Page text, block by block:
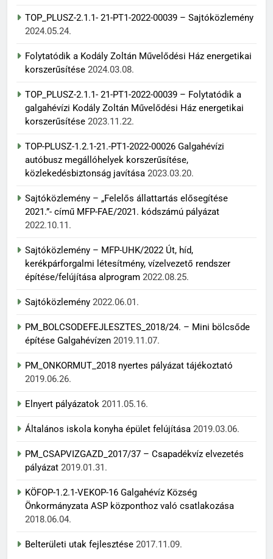
TOP_PLUSZ-2.1.1- 21-PT1-2022-00039 – Sajtóközlemény
2024.05.24.
Folytatódik a Kodály Zoltán Művelődési Ház energetikai
korszerűsítése 2024.03.08.
TOP_PLUSZ-2.1.1- 21-PT1-2022-00039 – Folytatódik a
galgahévízi Kodály Zoltán Művelődési Ház energetikai
korszerűsítése 2023.11.22.
TOP-PLUSZ-1.2.1-21.-PT1-2022-00026 Galgahévízi
autóbusz megállóhelyek korszerűsítése,
közlekedésbiztonság javítása 2023.03.20.
Sajtóközlemény – „Felelős állattartás elősegítése
2021.”- című MFP-FAE/2021. kódszámú pályázat
2022.10.11.
Sajtóközlemény – MFP-UHK/2022 Út, híd,
kerékpárforgalmi létesítmény, vízelvezető rendszer
építése/felújítása alprogram 2022.08.25.
Sajtóközlemény 2022.06.01.
PM_BOLCSODEFEJLESZTES_2018/24. – Mini bölcsőde
építése Galgahévízen 2019.11.07.
PM_ONKORMUT_2018 nyertes pályázat tájékoztató
2019.06.26.
Elnyert pályázatok 2011.05.16.
Általános iskola konyha épület felújítása 2019.03.06.
PM_CSAPVIZGAZD_2017/37 – Csapadékvíz elvezetés
pályázat 2019.01.31.
KÖFOP-1.2.1-VEKOP-16 Galgahévíz Község
Önkormányzata ASP központhoz való csatlakozása
2018.06.04.
Belterületi utak fejlesztése 2017.11.09.